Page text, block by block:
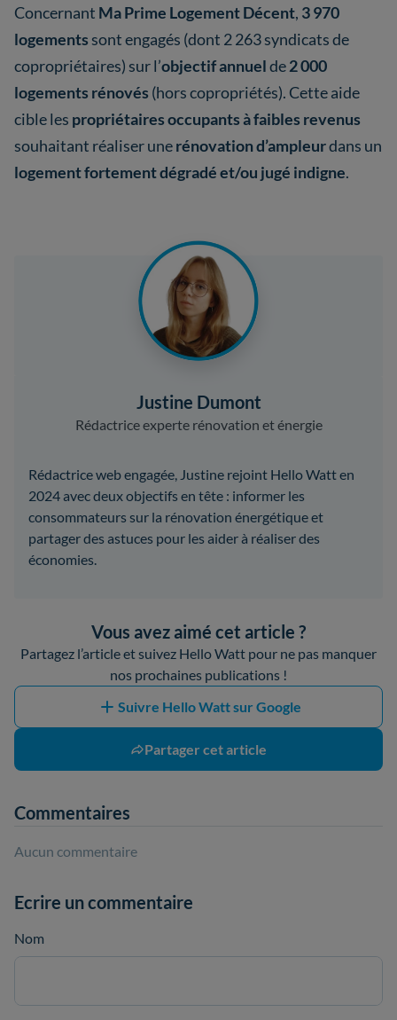
Concernant Ma Prime Logement Décent, 3 970
logements sont engagés (dont 2 263 syndicats de
copropriétaires) sur l’objectif annuelde2 000
logements rénovés (hors copropriétés). Cette aide
cible les propriétaires occupants à faibles revenus
souhaitant réaliser unerénovation d’ampleurdans un
logement fortement dégradé et/ou jugé indigne.
Justine Dumont
Rédactrice experte rénovation et énergie
Rédactrice web engagée, Justine rejoint Hello Watt en
2024 avec deux objectifs en tête : informer les
consommateurs sur la rénovation énergétique et
partager des astuces pour les aider à réaliser des
économies.
Vous avez aimé cet article ?
Partagez l’article et suivez Hello Watt pour ne pas manquer
nos prochaines publications !
Suivre Hello Watt sur Google
Partager cet article
Commentaires
Aucun commentaire
Ecrire un commentaire
Nom